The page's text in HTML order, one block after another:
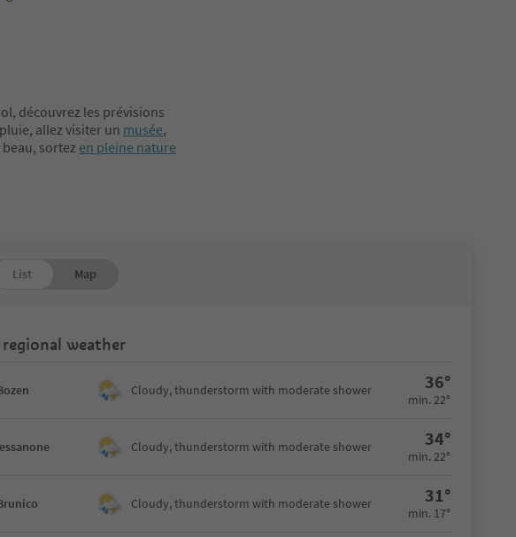
découvrez les prévisions
allez visiter un musée,
beau, sortezen pleine nature
List Map
regional weather
Cloudy, thunderstorm with moderate shower 36°
min. 22°
Cloudy, thunderstorm with moderate shower 34°
min. 22°
Cloudy, thunderstorm with moderate shower 31°
min. 17°